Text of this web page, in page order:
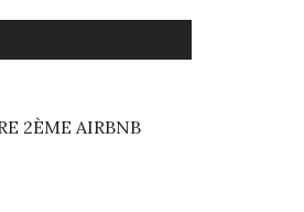
2ÈME AIRBNB